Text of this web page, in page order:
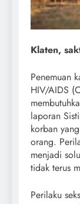
Klaten,
Penemuan
HIV/AIDS
laporan
korban
orang.
menjadi
tidak terus
Perilaku